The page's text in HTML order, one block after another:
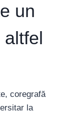
un
coregrafă
la